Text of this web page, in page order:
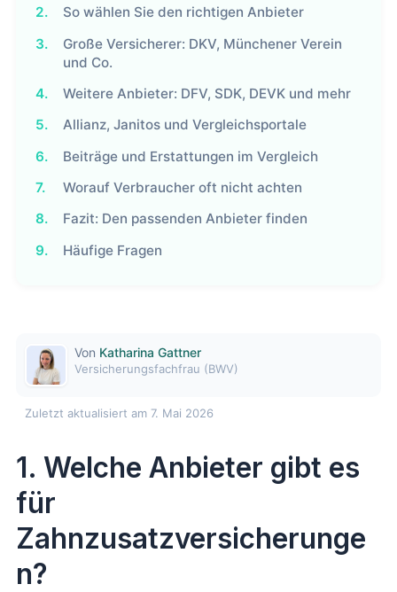
2.
So wählen Sie den richtigen Anbieter
3.
Große Versicherer: DKV, Münchener Verein
und Co.
4.
Weitere Anbieter: DFV, SDK, DEVK und mehr
5.
Allianz, Janitos und Vergleichsportale
6.
Beiträge und Erstattungen im Vergleich
7.
Worauf Verbraucher oft nicht achten
8.
Fazit: Den passenden Anbieter finden
9.
Häufige Fragen
Von Katharina Gattner
Versicherungsfachfrau (BWV)
Zuletzt aktualisiert am 7. Mai 2026
1. Welche Anbieter gibt es
für
Zahnzusatzversicherunge
n?